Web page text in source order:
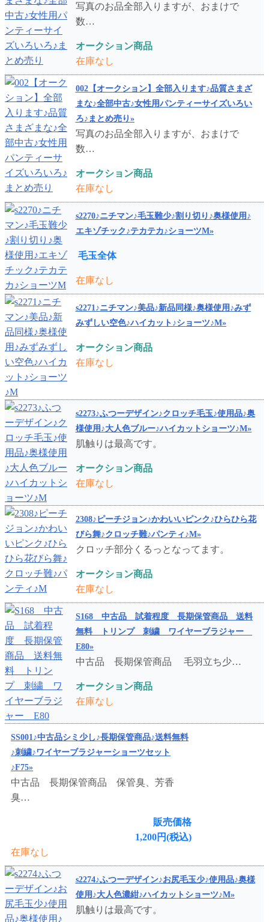
写真のお品全部入りますが、おまけで
数…
オークション商品
在庫なし
002【オークション】全部入ります♪品質さまざ
まな♪全部中古♪女性用パンティーサイズいろい
ろ♪まとめ売り»
写真のお品全部入りますが、おまけで
数…
オークション商品
在庫なし
s2270♪ニチマン♪毛玉難少♪割り切り♪奥様使用♪
エキゾチック♪テカテカ♪ショーツM»
毛玉全体
在庫なし
s2271♪ニチマン♪美品♪新品同様♪奥様使用♪みず
みずしい空色♪ハイカット♪ショーツ♪M»
オークション商品
在庫なし
s2273♪ふつーデザイン♪クロッチ毛玉♪使用品♪奥
様使用♪大人色ブルー♪ハイカットショーツ♪M»
肌触りは最高です。
オークション商品
在庫なし
2308♪ピーチジョン♪かわいいピンク♪ひらひら花
びら舞♪クロッチ難♪パンティ♪M»
クロッチ部分くるっとなってます。
オークション商品
在庫なし
S168 中古品 試着程度 長期保管商品 送料
無料 トリンプ 刺繍 ワイヤーブラジャー
E80»
中古品 長期保管商品 毛羽立ち少…
オークション商品
在庫なし
SS001♪中古品シミ少し♪長期保管商品♪送料無料
♪刺繍♪ワイヤーブラジャーショーツセット
♪F75»
中古品 長期保管商品 保管臭、芳香
臭…
販売価格
1,200円(税込)
在庫なし
s2274♪ふつーデザイン♪お尻毛玉少♪使用品♪奥様
使用♪大人色濃紺♪ハイカットショーツ♪M»
肌触りは最高です。